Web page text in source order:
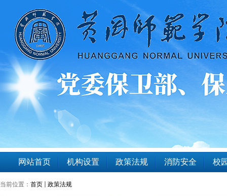
网站首页 机构设置 政策法规 消防安全 校
当前位置： 首页 政策法规